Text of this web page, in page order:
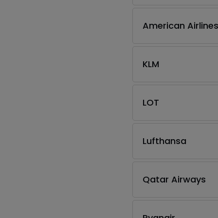
American Airlines
KLM
LOT
Lufthansa
Qatar Airways